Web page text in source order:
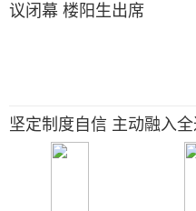
议闭幕 楼阳生出席
坚定制度自信 主动融入